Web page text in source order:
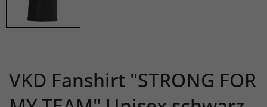
VKD Fanshirt "STRONG FOR